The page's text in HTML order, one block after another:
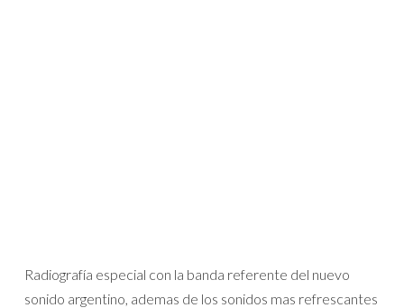
Radiografía especial con la banda referente del nuevo
sonido argentino, ademas de los sonidos mas refrescantes